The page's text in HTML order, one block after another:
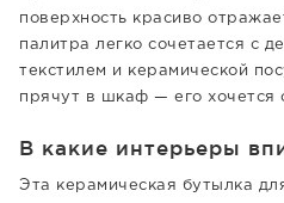
поверхность красиво
палитра легко сочетается с
текстилем и керамической
прячут в шкаф — его хочется
В какие интерьеры
Эта керамическая бутылка